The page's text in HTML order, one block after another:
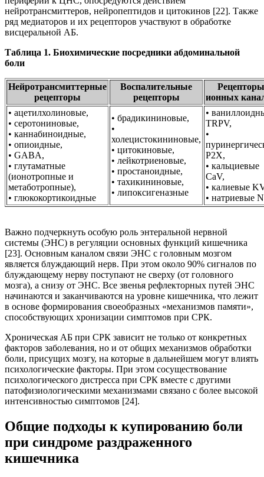
нейротрансмиттеров, нейропептидов и цитокинов [22]. Также
ряд медиаторов и их рецепторов участвуют в обработке
висцеральной АБ.
Таблица 1. Биохимические посредники абдоминальной
боли
Нейротрансмиттерные
рецепторы
Воспалительные
рецепторы
Рецепторы
ионных
• ацетилхолиновые,
• серотониновые,
• каннабиноидные,
• опиоидные,
• GABA,
• глутаматные
(ионотропные и
метаботропные),
• глюкокортикоидные
• брадикининовые,
•
холецистокининовые,
• цитокиновые,
• лейкотриеновые,
• простаноидные,
• тахикининовые,
• липоксигеназные
•
TRPV,
•
P2X,
• кальциевые
CaV,
• калиевые
• натриевые
Важно подчеркнуть особую роль энтеральной нервной
системы (ЭНС) в регуляции основных функций кишечника
[23]. Основным каналом связи ЭНС с головным мозгом
является блуждающий нерв. При этом около 90% сигналов по
блуждающему нерву поступают не сверху (от головного
мозга), а снизу от ЭНС. Все звенья рефлекторных путей ЭНС
начинаются и заканчиваются на уровне кишечника, что лежит
в основе формирования своеобразных «механизмов памяти»,
способствующих хронизации симптомов при СРК.
Хроническая АБ при СРК зависит не только от конкретных
факторов заболевания, но и от общих механизмов обработки
боли, присущих мозгу, на которые в дальнейшем могут влиять
психологические факторы. При этом сосуществование
психологического дистресса при СРК вместе с другими
патофизиологическими механизмами связано с более высокой
интенсивностью симптомов [24].
Общие подходы к купированию боли
при синдроме раздраженного
кишечника